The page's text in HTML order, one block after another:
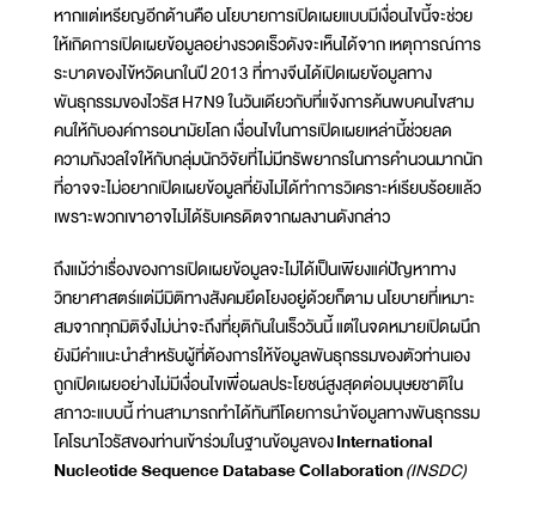
หากแต่เหรียญอีกด้านคือ นโยบายการเปิดเผยแบบมีเงื่อนไขนี้จะช่วย
ให้เกิดการเปิดเผยข้อมูลอย่างรวดเร็วดังจะเห็นได้จาก เหตุการณ์การ
ระบาดของไข้หวัดนกในปี 2013 ที่ทางจีนได้เปิดเผยข้อมูลทาง
พันธุกรรมของไวรัส H7N9 ในวันเดียวกับที่แจ้งการค้นพบคนไขสาม
คนให้กับองค์การอนามัยโลก เงื่อนไขในการเปิดเผยเหล่านี้ช่วยลด
ความกังวลใจให้กับกลุ่มนักวิจัยที่ไม่มีทรัพยากรในการคำนวนมากนัก
ที่อาจจะไม่อยากเปิดเผยข้อมูลที่ยังไม่ได้ทำการวิเคราะห์เรียบร้อยแล้ว
เพราะพวกเขาอาจไม่ได้รับเครดิตจากผลงานดังกล่าว
ถึงแม้ว่าเรื่องของการเปิดเผยข้อมูลจะไม่ได้เป็นเพียงแค่ปัญหาทาง
วิทยาศาสตร์แต่มีมิติทางสังคมยึดโยงอยู่ด้วยก็ตาม นโยบายที่เหมาะ
สมจากทุกมิติจึงไม่น่าจะถึงที่ยุติกันในเร็ววันนี้ แต่ในจดหมายเปิดผนึก
ยังมีคำแนะนำสำหรับผู้ที่ต้องการให้ข้อมูลพันธุกรรมของตัวท่านเอง
ถูกเปิดเผยอย่างไม่มีเงื่อนไขเพื่อผลประโยชน์สูงสุดต่อมนุษยชาติใน
สภาวะแบบนี้ ท่านสามารถทำได้ทันทีโดยการนำข้อมูลทางพันธุกรรม
โคโรนาไวรัสของท่านเข้าร่วมในฐานข้อมูลของInternational
Nucleotide Sequence Database Collaboration(INSDC)